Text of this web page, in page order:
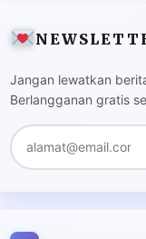
Jangan lewatkan
Berlangganan gratis